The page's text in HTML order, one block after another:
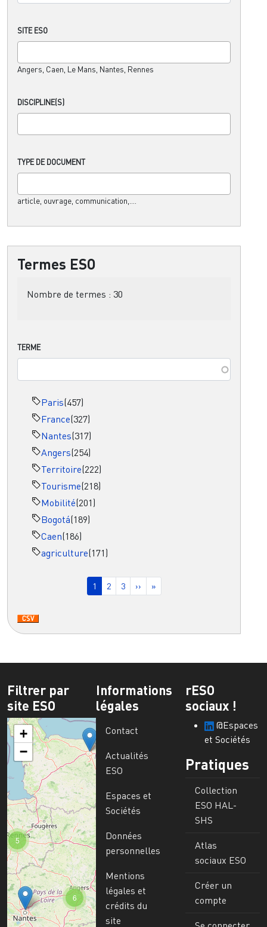
SITE ESO
Angers, Caen, Le Mans, Nantes, Rennes
DISCIPLINE(S)
TYPE DE DOCUMENT
article, ouvrage, communication,....
Termes ESO
Nombre de termes : 30
TERME
Paris(457)
France(327)
Nantes(317)
Angers(254)
Territoire(222)
Tourisme(218)
Mobilité(201)
Bogotá(189)
Caen(186)
agriculture(171)
Page courante
1 Page
2 Page
3 Page suivante
›› Dernière page
»
Filtrer par
site ESO
6
5
+
−
Informations
légales
Contact
Actualités
ESO
Espaces et
Sociétés
Données
personnelles
Mentions
légales et
crédits du
site
rESO
sociaux !
@Espaces
et Sociétés
Pratiques
Collection
ESO HAL-
SHS
Atlas
sociaux ESO
Créer un
compte